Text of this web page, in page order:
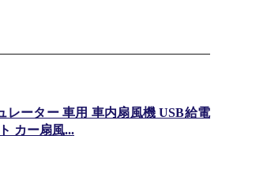
レーター 車用 車内扇風機 USB給電
カー扇風...